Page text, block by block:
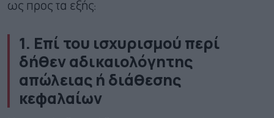
ως προς τα εξής:
1. Επί του ισχυρισμού περί
δήθεν αδικαιολόγητης
απώλειας ή διάθεσης
κεφαλαίων